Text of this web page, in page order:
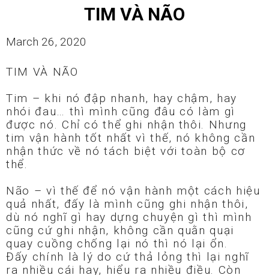
TIM VÀ NÃO
25
2020
TIM VÀ NÃO
March 26, 2020
TIM VÀ NÃO
Tim – khi nó đập nhanh, hay chậm, hay
nhói đau… thì mình cũng đâu có làm gì
được nó. Chỉ có thể ghi nhận thôi. Nhưng
tim vận hành tốt nhất vì thế, nó không cần
nhận thức về nó tách biệt với toàn bộ cơ
thể.
Não – vì thế để nó vận hành một cách hiệu
quả nhất, đấy là mình cũng ghi nhận thôi,
dù nó nghĩ gì hay dựng chuyện gì thì mình
cũng cứ ghi nhận, không cần quằn quại
quay cuồng chống lại nó thì nó lại ổn.
Đấy chính là lý do cứ thả lỏng thì lại nghĩ
ra nhiều cái hay, hiểu ra nhiều điều. Còn